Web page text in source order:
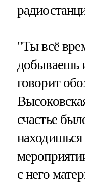
"Ты всё
добываешь
говорит
счастье
с него